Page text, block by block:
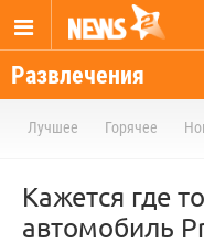
Развлечения
Лучшее Горячее
Кажется где
автомобиль